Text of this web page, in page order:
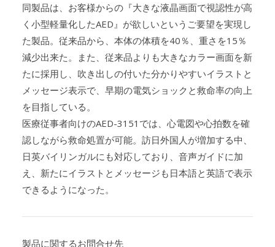
同製品は、お客様からの『大きな液晶画面で視認性が高
く小型軽量化したAED』が欲しいというご要望を実現し
た製品。従来品から、本体の体積を40％、重さを15％
減少出来た。また、従来品よりも大きなカラー画面を新
たに採用し、吹き出しの付いた分かりやすいイラストと
メッセージ表示で、早期の電気ショックと救命率の向上
を目指している。
医療従事者向けのAED-3151では、心電図や心拍数を確
認しながら救命処置が可能。訪日外国人が増加する中、
日英バイリンガルにも対応しており、音声ガイドに加
え、新たにイラストとメッセージも日本語と英語で表示
できるようになった。
製品に関するお問合せ先